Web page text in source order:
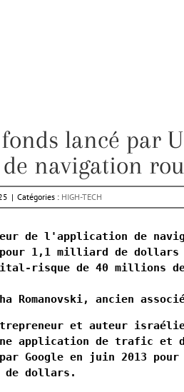
lancé par
navigation
| Catégories : HIGH-TECH
de l'application de
pour 1,1 milliard de dollars
risque de 40 millions
Romanovski, ancien
et auteur
application de trafic et
Google en juin 2013 pour
de dollars.